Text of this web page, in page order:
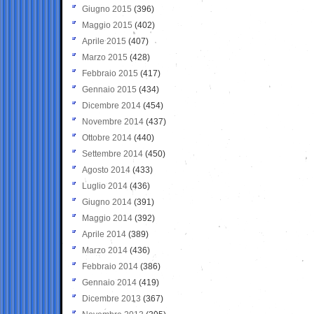
Giugno 2015 (396)
Maggio 2015 (402)
Aprile 2015 (407)
Marzo 2015 (428)
Febbraio 2015 (417)
Gennaio 2015 (434)
Dicembre 2014 (454)
Novembre 2014 (437)
Ottobre 2014 (440)
Settembre 2014 (450)
Agosto 2014 (433)
Luglio 2014 (436)
Giugno 2014 (391)
Maggio 2014 (392)
Aprile 2014 (389)
Marzo 2014 (436)
Febbraio 2014 (386)
Gennaio 2014 (419)
Dicembre 2013 (367)